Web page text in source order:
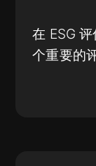
在 ESG
个重要的